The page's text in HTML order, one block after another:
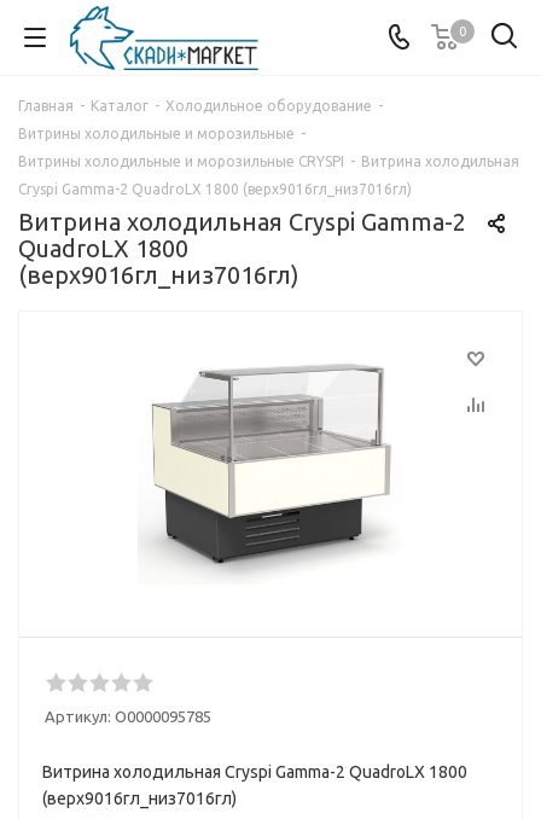
0
Главная - Каталог - Холодильное оборудование -
Витрины холодильные и морозильные -
Витрины холодильные и морозильные CRYSPI - Витрина холодильная
Cryspi Gamma-2 QuadroLX 1800 (верх9016гл_низ7016гл)
Витрина холодильная Cryspi Gamma-2
QuadroLX 1800
(верх9016гл_низ7016гл)
Артикул: О0000095785
Витрина холодильная Cryspi Gamma-2 QuadroLX 1800
(верх9016гл_низ7016гл)